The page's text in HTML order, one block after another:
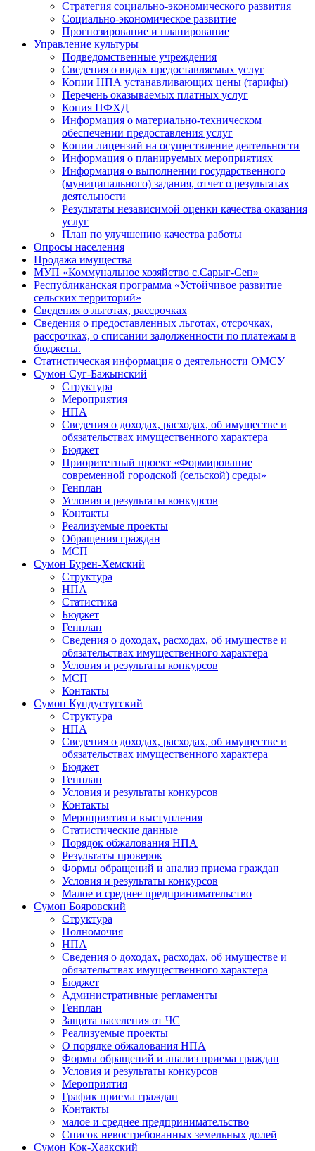
Стратегия социально-экономического развития
Социально-экономическое развитие
Прогнозирование и планирование
Управление культуры
Подведомственные учреждения
Сведения о видах предоставляемых услуг
Копии НПА устанавливающих цены (тарифы)
Перечень оказываемых платных услуг
Копия ПФХД
Информация о материально-техническом
обеспечении предоставления услуг
Копии лицензий на осуществление деятельности
Информация о планируемых мероприятиях
Информация о выполнении государственного
(муниципального) задания, отчет о результатах
деятельности
Результаты независимой оценки качества оказания
услуг
План по улучшению качества работы
Опросы населения
Продажа имущества
МУП «Коммунальное хозяйство с.Сарыг-Сеп»
Республиканская программа «Устойчивое развитие
сельских территорий»
Сведения о льготах, рассрочках
Сведения о предоставленных льготах, отсрочках,
рассрочках, о списании задолженности по платежам в
бюджеты.
Статистическая информация о деятельности ОМСУ
Сумон Суг-Бажынский
Структура
Мероприятия
НПА
Сведения о доходах, расходах, об имуществе и
обязательствах имущественного характера
Бюджет
Приоритетный проект «Формирование
современной городской (сельской) среды»
Генплан
Условия и результаты конкурсов
Контакты
Реализуемые проекты
Обращения граждан
МСП
Сумон Бурен-Хемский
Структура
НПА
Статистика
Бюджет
Генплан
Сведения о доходах, расходах, об имуществе и
обязательствах имущественного характера
Условия и результаты конкурсов
МСП
Контакты
Сумон Кундустугский
Структура
НПА
Сведения о доходах, расходах, об имуществе и
обязательствах имущественного характера
Бюджет
Генплан
Условия и результаты конкурсов
Контакты
Мероприятия и выступления
Статистические данные
Порядок обжалования НПА
Результаты проверок
Формы обращений и анализ приема граждан
Условия и результаты конкурсов
Малое и среднее предпринимательство
Сумон Бояровский
Структура
Полномочия
НПА
Сведения о доходах, расходах, об имуществе и
обязательствах имущественного характера
Бюджет
Административные регламенты
Генплан
Защита населения от ЧС
Реализуемые проекты
О порядке обжалования НПА
Формы обращений и анализ приема граждан
Условия и результаты конкурсов
Мероприятия
График приема граждан
Контакты
малое и среднее предпринимательство
Список невостребованных земельных долей
Сумон Кок-Хаакский